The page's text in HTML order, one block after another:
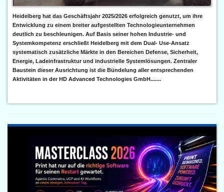
Heidelberg hat das Geschäftsjahr 2025/2026 erfolgreich genutzt, um ihre
Entwicklung zu einem breiter aufgestellten Technologieunternehmen
deutlich zu beschleunigen. Auf Basis seiner hohen Industrie- und
Systemkompetenz erschließt Heidelberg mit dem Dual- Use-Ansatz
systematisch zusätzliche Märkte in den Bereichen Defense, Sicherheit,
Energie, Ladeinfrastruktur und industrielle Systemlösungen. Zentraler
Baustein dieser Ausrichtung ist die Bündelung aller entsprechenden
Aktivitäten in der HD Advanced Technologies GmbH.......